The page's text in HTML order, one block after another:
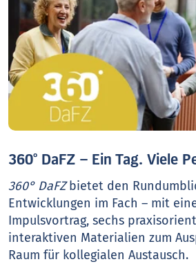
360° DaFZ – Ein Tag. Viele
360° DaFZbietet den
Entwicklungen im Fach – mit
Impulsvortrag, sechs
interaktiven Materialien zum
Raum für kollegialen Austausch.